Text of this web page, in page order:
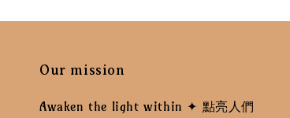
Our mission
Awaken the light within ✦ 點亮人們